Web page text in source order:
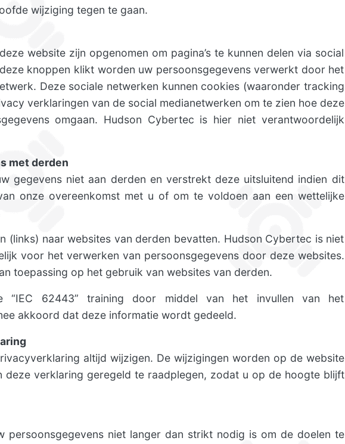
wijziging tegen te gaan.
website zijn opgenomen om pagina’s te kunnen delen via social
knoppen klikt worden uw persoonsgegevens verwerkt door het
Deze sociale netwerken kunnen cookies (waaronder tracking
verklaringen van de social medianetwerken om te zien hoe deze
omgaan. Hudson Cybertec is hier niet verantwoordelijk
met derden
gegevens niet aan derden en verstrekt deze uitsluitend indien dit
onze overeenkomst met u of om te voldoen aan een wettelijke
(links) naar websites van derden bevatten. Hudson Cybertec is niet
voor het verwerken van persoonsgegevens door deze websites.
toepassing op het gebruik van websites van derden.
“IEC 62443” training door middel van het invullen van het
akkoord dat deze informatie wordt gedeeld.
altijd wijzigen. De wijzigingen worden op de website
deze verklaring geregeld te raadplegen, zodat u op de hoogte blijft
persoonsgegevens niet langer dan strikt nodig is om de doelen te